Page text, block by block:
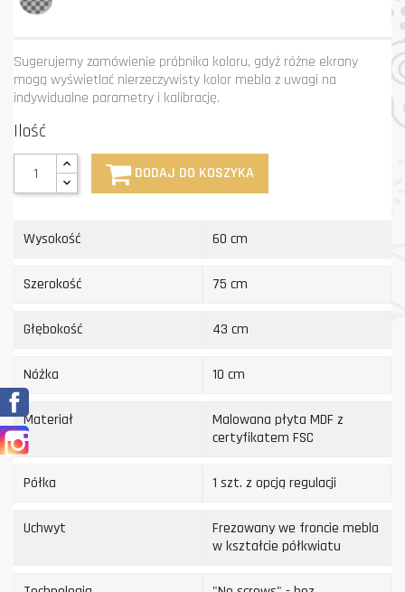
Sugerujemy zamówienie próbnika koloru, gdyż różne ekrany
mogą wyświetlać nierzeczywisty kolor mebla z uwagi na
indywidualne parametry i kalibrację.
Ilość
DODAJ DO KOSZYKA
Wysokość 60 cm
Szerokość 75 cm
Głębokość 43 cm
Nóżka 10 cm
Materiał
Malowana płyta MDF z
certyfikatem FSC
Półka 1 szt. z opcją regulacji
Uchwyt
Frezowany we froncie mebla
w kształcie półkwiatu